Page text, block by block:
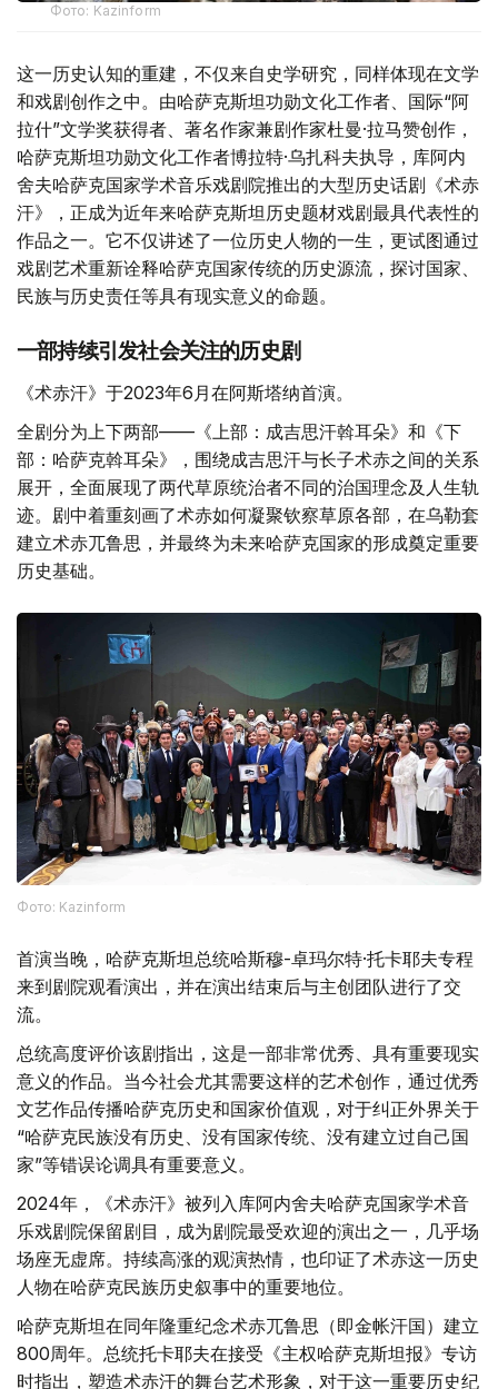
Фото: Kazinform
这一历史认知的重建，不仅来自史学研究，同样体现在文学
和戏剧创作之中。由哈萨克斯坦功勋文化工作者、国际“阿
拉什”文学奖获得者、著名作家兼剧作家杜曼·拉马赞创作，
哈萨克斯坦功勋文化工作者博拉特·乌扎科夫执导，库阿内
舍夫哈萨克国家学术音乐戏剧院推出的大型历史话剧《术赤
汗》，正成为近年来哈萨克斯坦历史题材戏剧最具代表性的
作品之一。它不仅讲述了一位历史人物的一生，更试图通过
戏剧艺术重新诠释哈萨克国家传统的历史源流，探讨国家、
民族与历史责任等具有现实意义的命题。
一部持续引发社会关注的历史剧
《术赤汗》于2023年6月在阿斯塔纳首演。
全剧分为上下两部——《上部：成吉思汗斡耳朵》和《下
部：哈萨克斡耳朵》，围绕成吉思汗与长子术赤之间的关系
展开，全面展现了两代草原统治者不同的治国理念及人生轨
迹。剧中着重刻画了术赤如何凝聚钦察草原各部，在乌勒套
建立术赤兀鲁思，并最终为未来哈萨克国家的形成奠定重要
历史基础。
Фото: Kazinform
首演当晚，哈萨克斯坦总统哈斯穆-卓玛尔特·托卡耶夫专程
来到剧院观看演出，并在演出结束后与主创团队进行了交
流。
总统高度评价该剧指出，这是一部非常优秀、具有重要现实
意义的作品。当今社会尤其需要这样的艺术创作，通过优秀
文艺作品传播哈萨克历史和国家价值观，对于纠正外界关于
“哈萨克民族没有历史、没有国家传统、没有建立过自己国
家”等错误论调具有重要意义。
2024年，《术赤汗》被列入库阿内舍夫哈萨克国家学术音
乐戏剧院保留剧目，成为剧院最受欢迎的演出之一，几乎场
场座无虚席。持续高涨的观演热情，也印证了术赤这一历史
人物在哈萨克民族历史叙事中的重要地位。
哈萨克斯坦在同年隆重纪念术赤兀鲁思（即金帐汗国）建立
800周年。总统托卡耶夫在接受《主权哈萨克斯坦报》专访
时指出，塑造术赤汗的舞台艺术形象，对于这一重要历史纪